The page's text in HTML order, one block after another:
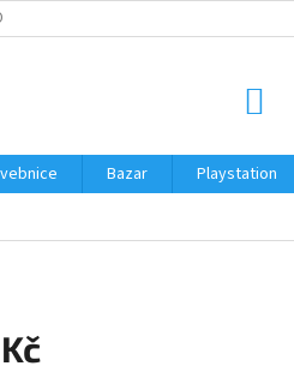
Bazar Playstation